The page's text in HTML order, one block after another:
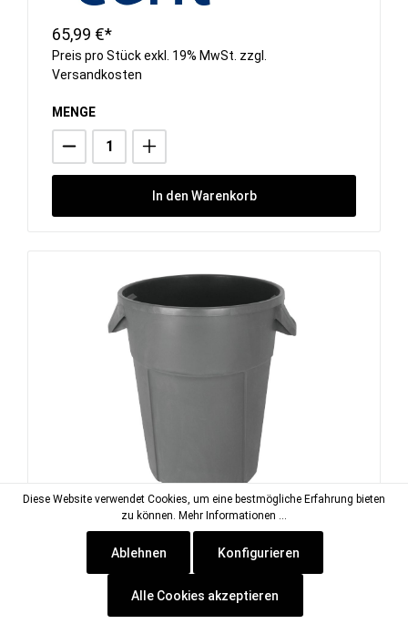
65,99 €*
Preis pro Stück exkl. 19% MwSt. zzgl.
Versandkosten
MENGE
In den Warenkorb
Abfalleimer 85 l rund / grau 560 x 490 x
630 mm
Diese Website verwendet Cookies, um eine bestmögliche Erfahrung bieten
zu können. Mehr Informationen ...
Ablehnen Konfigurieren
Alle Cookies akzeptieren